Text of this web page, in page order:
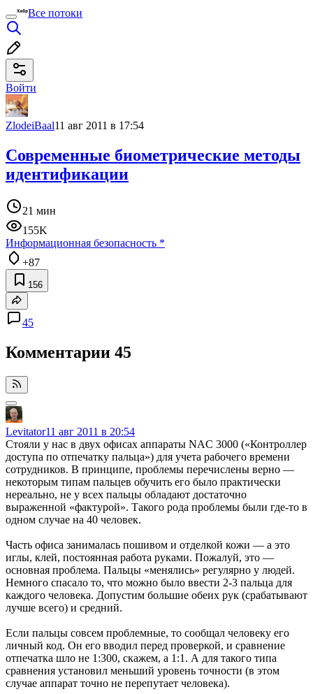
Все потоки
Войти
ZlodeiBaal11 авг 2011 в 17:54
Современные биометрические методы
идентификации
21 мин
155K
Информационная безопасность *
+87
156
45
Комментарии 45
Levitator11 авг 2011 в 20:54
Стояли у нас в двух офисах аппараты NAC 3000 («Контроллер
доступа по отпечатку пальца») для учета рабочего времени
сотрудников. В принципе, проблемы перечислены верно —
некоторым типам пальцев обучить его было практически
нереально, не у всех пальцы обладают достаточно
выраженной «фактурой». Такого рода проблемы были где-то в
одном случае на 40 человек.
Часть офиса занималась пошивом и отделкой кожи — а это
иглы, клей, постоянная работа руками. Пожалуй, это —
основная проблема. Пальцы «менялись» регулярно у людей.
Немного спасало то, что можно было ввести 2-3 пальца для
каждого человека. Допустим большие обеих рук (срабатывают
лучше всего) и средний.
Если пальцы совсем проблемные, то сообщал человеку его
личный код. Он его вводил перед проверкой, и сравнение
отпечатка шло не 1:300, скажем, а 1:1. А для такого типа
сравнения установил меньший уровень точности (в этом
случае аппарат точно не перепутает человека).